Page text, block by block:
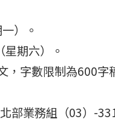
）。
期六）。
，字數限制為600字
部業務組（03）-